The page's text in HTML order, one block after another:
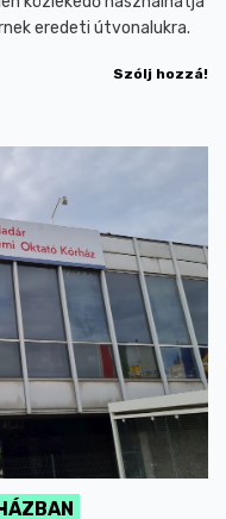
eredeti útvonalukra.
Szólj hozzá!